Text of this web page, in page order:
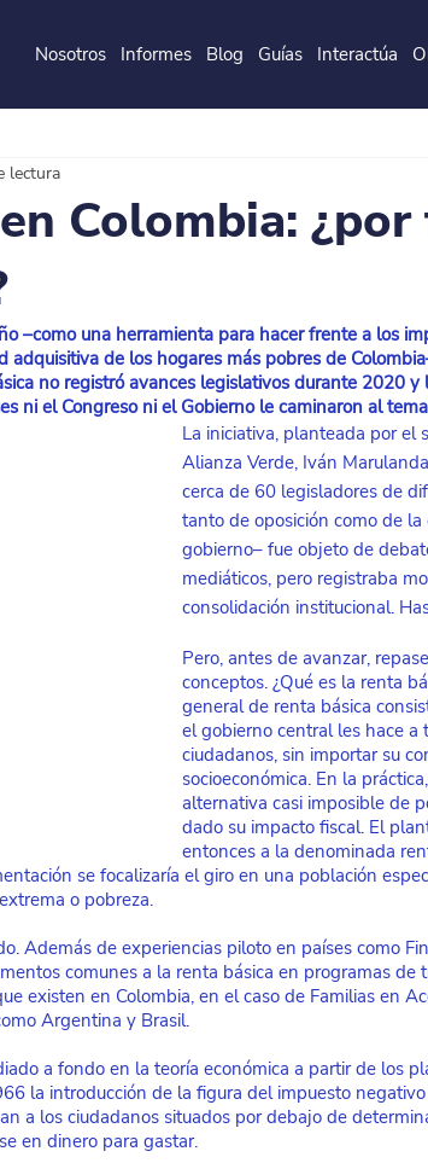
Nosotros Informes Blog Guías Interactúa
Colombia:
lectura
–como una herramienta para hacer frente a los
de los hogares más pobres de
no registró avances legislativos durante 2020 y
ni el Congreso ni el Gobierno le caminaron al
La iniciativa, planteada por el
Alianza Verde, Iván
cerca de 60 legisladores de
tanto de oposición como de la
gobierno– fue objeto de
mediáticos, pero registraba
consolidación institucional.
Pero, antes de avanzar,
conceptos. ¿Qué es la renta
general de renta básica
el gobierno central les hace a
ciudadanos, sin importar su
socioeconómica. En la
alternativa casi imposible de
dado su impacto fiscal. El
entonces a la denominada
se focalizaría el giro en una población
o pobreza.
Además de experiencias piloto en países como
comunes a la renta básica en programas de
existen en Colombia, en el caso de Familias en
Argentina y Brasil.
a fondo en la teoría económica a partir de los
la introducción de la figura del impuesto
a los ciudadanos situados por debajo de
en dinero para gastar.